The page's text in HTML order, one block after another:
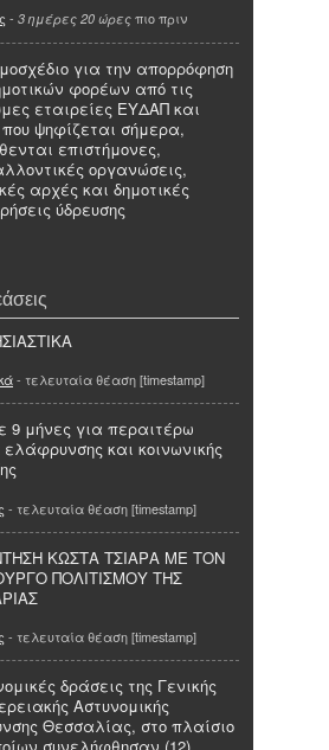
- 3 ημέρες 20 ώρες πιο πριν
για την απορρόφηση
φορέων από τις
εταιρείες ΕΥΔΑΠ και
ψηφίζεται σήμερα,
επιστήμονες,
οργανώσεις,
αρχές και δημοτικές
ύδρευσης
- τελευταία θέαση [timestamp]
9 μήνες για περαιτέρω
και κοινωνικής
- τελευταία θέαση [timestamp]
ΚΩΣΤΑ ΤΣΙΑΡΑ ΜΕ ΤΟΝ
ΠΟΛΙΤΙΣΜΟΥ ΤΗΣ
- τελευταία θέαση [timestamp]
δράσεις της Γενικής
Αστυνομικής
Θεσσαλίας, στο πλαίσιο